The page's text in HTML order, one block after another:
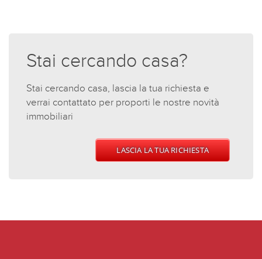
Stai cercando casa?
Stai cercando casa, lascia la tua richiesta e
verrai contattato per proporti le nostre novità
immobiliari
LASCIA LA TUA RICHIESTA